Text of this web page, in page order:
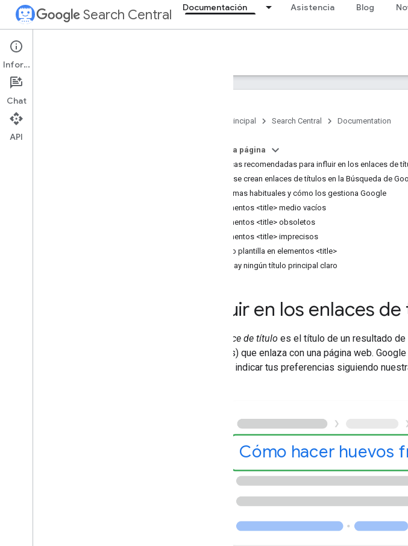
Search Central Documentación Asistencia Blog
Documentation
Fundamentos de SEO
Página principal Search Central Documentation
En esta página
Prácticas recomendadas para influir en los enlaces de
Cómo se crean enlaces de títulos en la Búsqueda de
Problemas habituales y cómo los gestiona Google
Elementos <title> medio vacíos
Elementos <title> obsoletos
Elementos <title> imprecisos
Texto plantilla en elementos <title>
No hay ningún título principal claro
Influir en los enlaces
enlace de título es el título de un resultado
Noticias) que enlaza con una página web.
puedes indicar tus preferencias siguiendo
Cómo hacer huevos
Información
Chat
API